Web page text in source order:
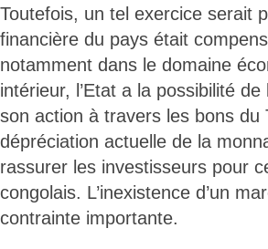
Toutefois, un tel exercice serait
financière du pays était
notamment dans le domaine
intérieur, l’Etat a la possibilité
son action à travers les bons
dépréciation actuelle de la
rassurer les investisseurs pour
congolais. L’inexistence d’un
contrainte importante.